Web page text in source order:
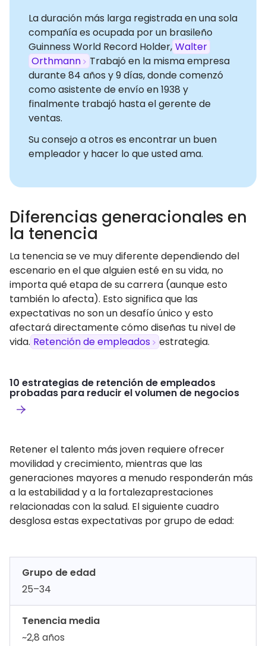
La duración más larga registrada en una sola
compañía es ocupada por un brasileño
Guinness World Record Holder, Walter
Orthmann
Trabajó en la misma empresa
durante 84 años y 9 días, donde comenzó
como asistente de envío en 1938 y
finalmente trabajó hasta el gerente de
ventas.
Su consejo a otros es encontrar un buen
empleador y hacer lo que usted ama.
Diferencias generacionales en
la tenencia
La tenencia se ve muy diferente dependiendo del
escenario en el que alguien esté en su vida, no
importa qué etapa de su carrera (aunque esto
también lo afecta). Esto significa que las
expectativas no son un desafío único y esto
afectará directamente cómo diseñas tu nivel de
vida. Retención de empleados estrategia.
10 estrategias de retención de empleados
probadas para reducir el volumen de negocios
Retener el talento más joven requiere ofrecer
movilidad y crecimiento, mientras que las
generaciones mayores a menudo responderán más
a la estabilidad y a la fortalezaprestaciones
relacionadas con la salud. El siguiente cuadro
desglosa estas expectativas por grupo de edad:
Grupo de edad
25–34
Tenencia media
~2,8 años